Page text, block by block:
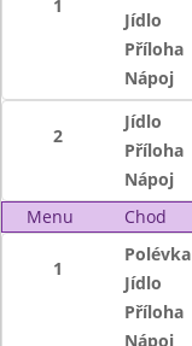
1
Jídlo
Příloha
Nápoj
2
Jídlo
Příloha
Nápoj
Menu
Chod
1
Polévka
Jídlo
Příloha
Nápoj